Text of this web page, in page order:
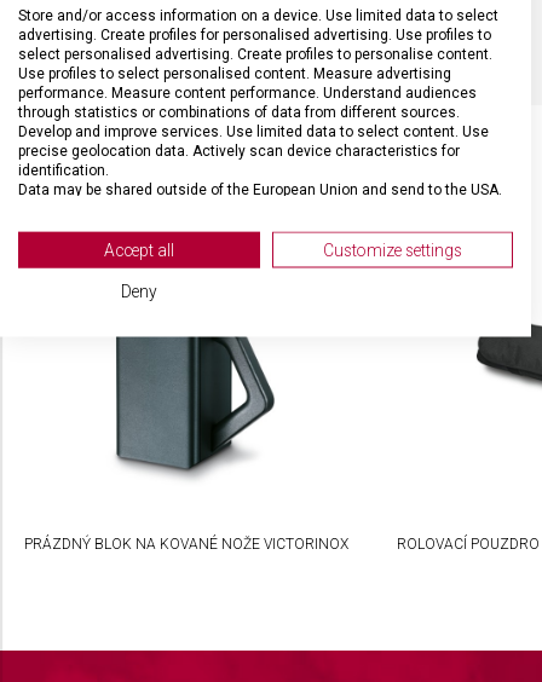
BARVA Černá
SOUVISEJÍCÍ PRODUKTY
PRÁZDNÝ BLOK NA KOVANÉ NOŽE VICTORINOX ROLOVACÍ
Store and/or access information on a device. Use limited data to select
advertising. Create profiles for personalised advertising. Use profiles to
select personalised advertising. Create profiles to personalise content.
Use profiles to select personalised content. Measure advertising
performance. Measure content performance. Understand audiences
through statistics or combinations of data from different sources.
Develop and improve services. Use limited data to select content. Use
precise geolocation data. Actively scan device characteristics for
identification.
Data may be shared outside of the European Union and send to the USA.
View Partner List (2 IAB Vendors)
We use your data for the following purposes:
Store and/or access information on a device
Use limited data to select advertising
Create profiles for personalised advertising
Accept all Customize settings
Deny